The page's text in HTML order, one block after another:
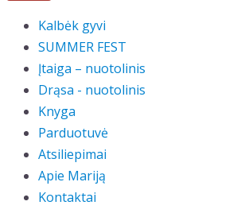
Kalbėk gyvi
SUMMER FEST
Įtaiga – nuotolinis
Drąsa - nuotolinis
Knyga
Parduotuvė
Atsiliepimai
Apie Mariją
Kontaktai